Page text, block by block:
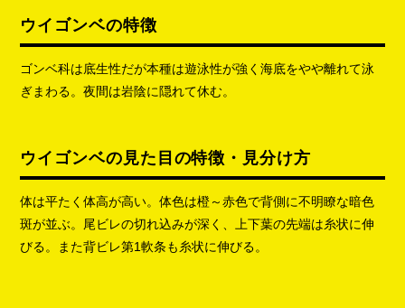
ウイゴンベの特徴
ゴンベ科は底生性だが本種は遊泳性が強く海底をやや離れて泳
ぎまわる。夜間は岩陰に隠れて休む。
ウイゴンベの見た目の特徴・見分け方
体は平たく体高が高い。体色は橙～赤色で背側に不明瞭な暗色
斑が並ぶ。尾ビレの切れ込みが深く、上下葉の先端は糸状に伸
びる。また背ビレ第1軟条も糸状に伸びる。